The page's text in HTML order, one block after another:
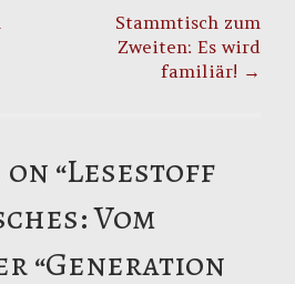
Stammtisch zum
Zweiten: Es wird
familiär! →
“Lesestoff
Vom
“Generation